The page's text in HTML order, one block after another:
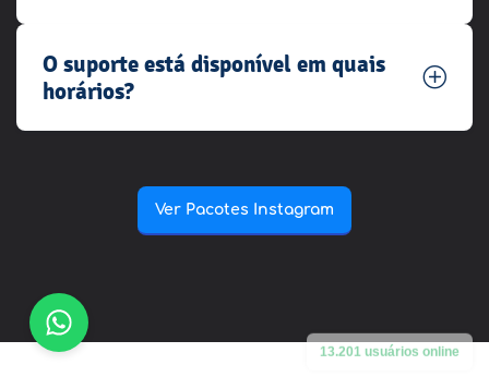
O suporte está disponível em quais
horários?
Ver Pacotes Instagram
13.201 usuários online